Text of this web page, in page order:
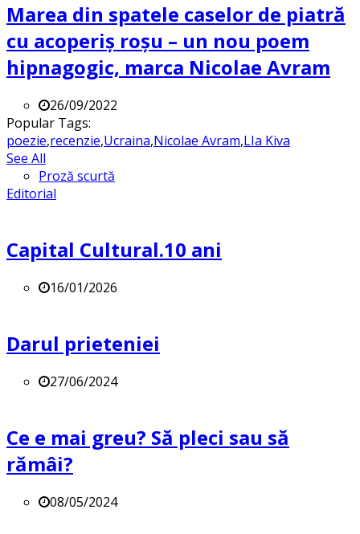
Marea din spatele caselor de piatră
cu acoperiș roșu – un nou poem
hipnagogic, marca Nicolae Avram
26/09/2022
Popular Tags:
poezie,recenzie,Ucraina,Nicolae Avram,LIa Kiva
See All
Proză scurtă
Editorial
Capital Cultural.10 ani
16/01/2026
Darul prieteniei
27/06/2024
Ce e mai greu? Să pleci sau să
rămâi?
08/05/2024